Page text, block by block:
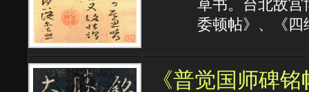
草书。台北故宫
委顿帖》、《四
《普觉国师碑